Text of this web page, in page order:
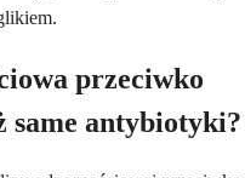
przeciwko
same antybiotyki?